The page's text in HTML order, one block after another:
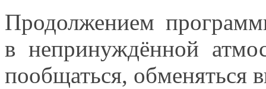
Продолжением
в непринуждённой
пообщаться, обменяться